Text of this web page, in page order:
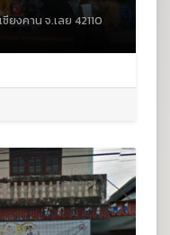
ยงคาน จ.เลย 42110